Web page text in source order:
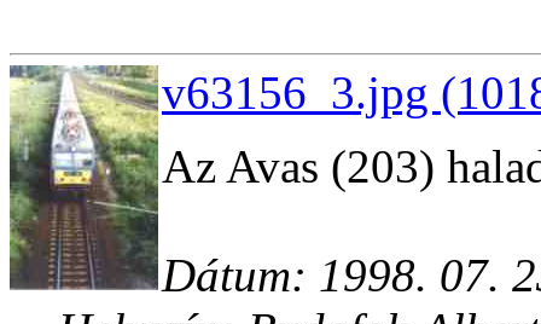
v63156_3.jpg
Az Avas (203)
Dátum: 1998. 07.